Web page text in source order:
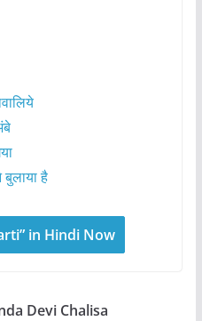
है
in Hindi Now
Devi Chalisa